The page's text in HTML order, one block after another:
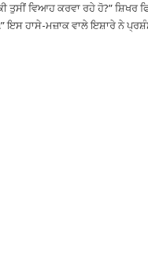
ਤੁਸੀਂ ਵਿਆਹ ਕਰਵਾ ਰਹੇ ਹੋ?”
ਇਸ ਹਾਸੇ-ਮਜ਼ਾਕ ਵਾਲੇ ਇਸ਼ਾਰੇ ਨੇ